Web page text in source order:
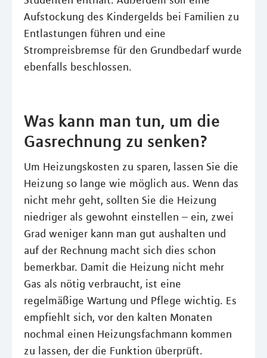
Aufstockung des Kindergelds bei Familien zu
Entlastungen führen und eine
Strompreisbremse für den Grundbedarf wurde
ebenfalls beschlossen.
Was kann man tun, um die
Gasrechnung zu senken?
Um Heizungskosten zu sparen, lassen Sie die
Heizung so lange wie möglich aus. Wenn das
nicht mehr geht, sollten Sie die Heizung
niedriger als gewohnt einstellen – ein, zwei
Grad weniger kann man gut aushalten und
auf der Rechnung macht sich dies schon
bemerkbar. Damit die Heizung nicht mehr
Gas als nötig verbraucht, ist eine
regelmäßige Wartung und Pflege wichtig. Es
empfiehlt sich, vor den kalten Monaten
nochmal einen Heizungsfachmann kommen
zu lassen, der die Funktion überprüft.